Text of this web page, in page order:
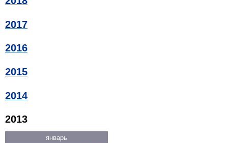
2017
2016
2015
2014
2013
январь